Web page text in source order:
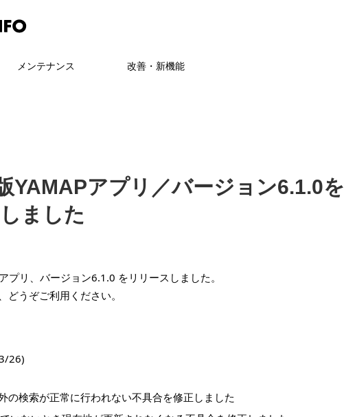
メンテナンス 改善・新機能
YAMAPアプリ／バージョン6.1.0を
ました
プリ、バージョン6.1.0 をリリースしました。
どうぞご利用ください。
26)
の検索が正常に行われない不具合を修正しました